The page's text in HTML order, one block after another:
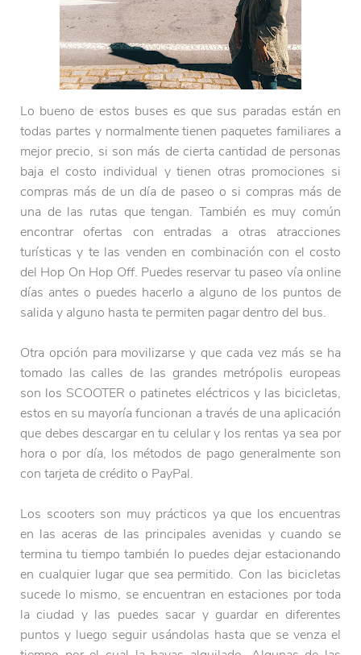
Lo bueno de estos buses es que sus paradas están en
todas partes y normalmente tienen paquetes familiares a
mejor precio, si son más de cierta cantidad de personas
baja el costo individual y tienen otras promociones si
compras más de un día de paseo o si compras más de
una de las rutas que tengan. También es muy común
encontrar ofertas con entradas a otras atracciones
turísticas y te las venden en combinación con el costo
del Hop On Hop Off. Puedes reservar tu paseo vía online
días antes o puedes hacerlo a alguno de los puntos de
salida y alguno hasta te permiten pagar dentro del bus.
Otra opción para movilizarse y que cada vez más se ha
tomado las calles de las grandes metrópolis europeas
son los SCOOTER o patinetes eléctricos y las bicicletas,
estos en su mayoría funcionan a través de una aplicación
que debes descargar en tu celular y los rentas ya sea por
hora o por día, los métodos de pago generalmente son
con tarjeta de crédito o PayPal.
Los scooters son muy prácticos ya que los encuentras
en las aceras de las principales avenidas y cuando se
termina tu tiempo también lo puedes dejar estacionando
en cualquier lugar que sea permitido. Con las bicicletas
sucede lo mismo, se encuentran en estaciones por toda
la ciudad y las puedes sacar y guardar en diferentes
puntos y luego seguir usándolas hasta que se venza el